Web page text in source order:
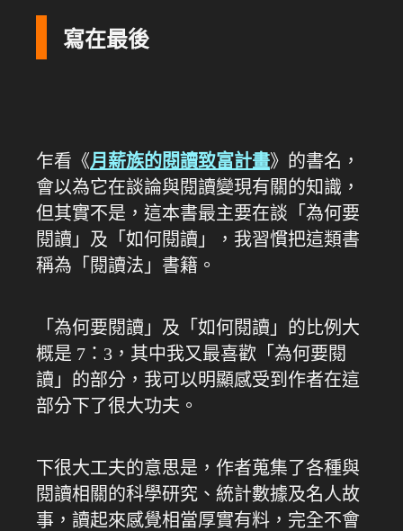
寫在最後
乍看《月薪族的閱讀致富計畫》的書名，
會以為它在談論與閱讀變現有關的知識，
但其實不是，這本書最主要在談「為何要
閱讀」及「如何閱讀」，我習慣把這類書
稱為「閱讀法」書籍。
「為何要閱讀」及「如何閱讀」的比例大
概是 7：3，其中我又最喜歡「為何要閱
讀」的部分，我可以明顯感受到作者在這
部分下了很大功夫。
下很大工夫的意思是，作者蒐集了各種與
閱讀相關的科學研究、統計數據及名人故
事，讀起來感覺相當厚實有料，完全不會